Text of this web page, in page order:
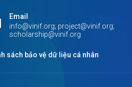
Email
info@vinif.org; project@vinif.org;
scholarship@vinif.org
sách bảo vệ dữ liệu cá nhân